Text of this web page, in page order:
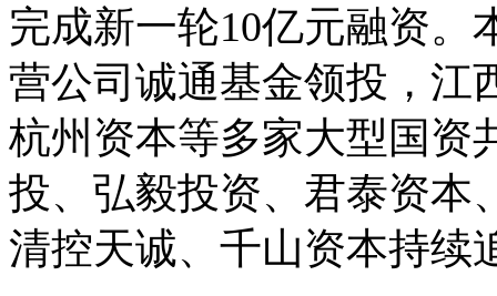
完成新一轮10亿元融资。
营公司诚通基金领投，江
杭州资本等多家大型国资
投、弘毅投资、君泰资本
清控天诚、千山资本持续